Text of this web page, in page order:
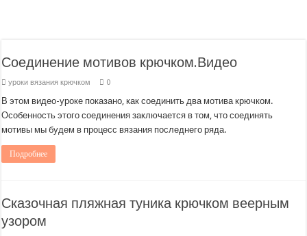
Соединение мотивов крючком.Видео
уроки вязания крючком 0
В этом видео-уроке показано, как соединить два мотива крючком.
Особенность этого соединения заключается в том, что соединять
мотивы мы будем в процесс вязания последнего ряда.
Подробнее
Сказочная пляжная туника крючком веерным
узором